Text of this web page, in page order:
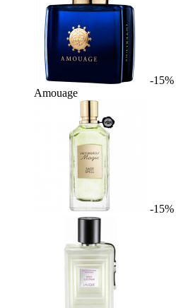
-15%
Amouage
-15%